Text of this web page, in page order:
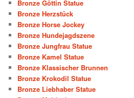
Bronze Göttin Statue
Bronze Herzstück
Bronze Horse Jockey
Bronze Hundejagdszene
Bronze Jungfrau Statue
Bronze Kamel Statue
Bronze Klassischer Brunnen
Bronze Krokodil Statue
Bronze Liebhaber Statue